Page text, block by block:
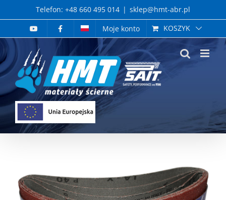
to
Telefon: +48 660 495 014 | sklep@hmt-abr.pl
Moje konto
KOSZYK